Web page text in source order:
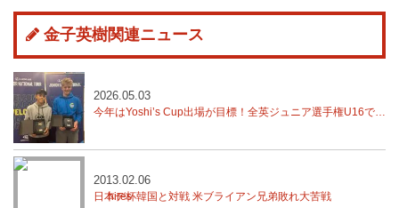
金子英樹関連ニュース
今年はYoshi’s Cup出場が目標！全英ジュニア選手権U16で湯藤慶寿が優勝！
2026.05.03
日本デ杯韓国と対戦 米ブライアン兄弟敗れ大苦戦
2013.02.06